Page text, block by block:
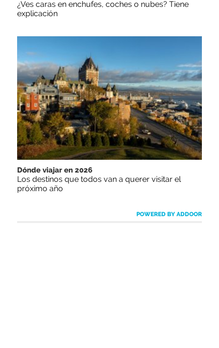
¿Ves caras en enchufes, coches o nubes? Tiene
explicación
Dónde viajar en 2026
Los destinos que todos van a querer visitar el
próximo año
POWERED BY ADDOOR